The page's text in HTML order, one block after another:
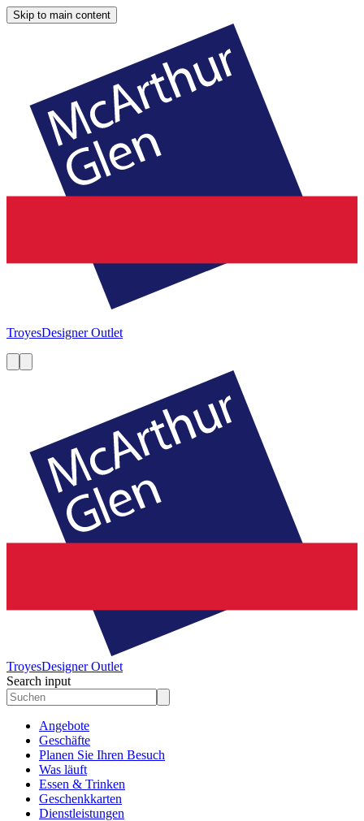
Skip to main content
TroyesDesigner Outlet
TroyesDesigner Outlet
Search input
Angebote
Geschäfte
Planen Sie Ihren Besuch
Was läuft
Essen & Trinken
Geschenkkarten
Dienstleistungen